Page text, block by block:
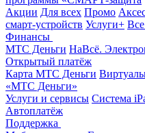
Акции Для всех Промо
смарт-устройств Услуги+
Финансы
МТС Деньги НаВсё.
Открытый платёж
Карта МТС Деньги
«МТС Деньги»
Услуги и сервисы Система
Автоплатёж
Поддержка